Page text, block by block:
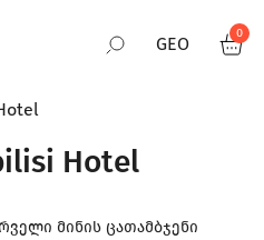
GEO
0
Hotel
მინის ცათამბჯენი